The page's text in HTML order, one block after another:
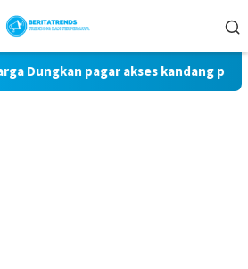
pagar akses kandang pakai